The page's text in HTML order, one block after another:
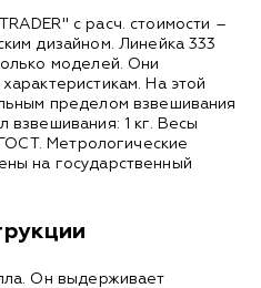
с расч. стоимости –
дизайном. Линейка 333
моделей. Они
На этой
пределом взвешивания
взвешивания: 1 кг. Весы
Метрологические
на государственный
Он выдерживает